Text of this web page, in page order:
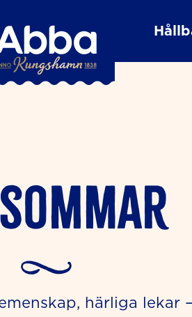
härliga lekar